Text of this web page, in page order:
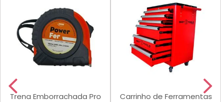
Trena Emborrachada Pro
Carrinho de Ferramentas